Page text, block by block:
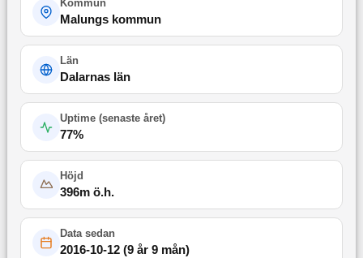
Kommun
Malungs kommun
Län
Dalarnas län
Uptime (senaste året)
77%
Höjd
396m ö.h.
Data sedan
2016-10-12(9 år 9 mån)